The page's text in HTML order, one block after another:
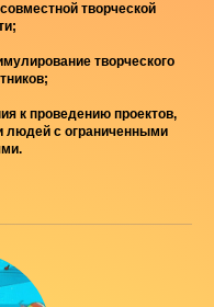
творческой
творческого
к проведению проектов,
людей с ограниченными